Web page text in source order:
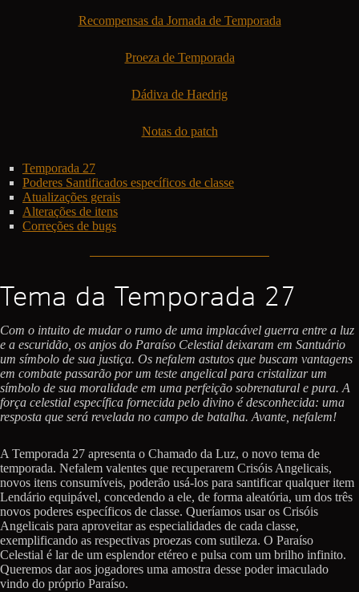
Recompensas da Jornada de Temporada
Proeza de Temporada
Dádiva de Haedrig
Notas do patch
Temporada 27
Poderes Santificados específicos de classe
Atualizações gerais
Alterações de itens
Correções de bugs
Tema da Temporada 27
Com o intuito de mudar o rumo de uma implacável guerra entre a luz
e a escuridão, os anjos do Paraíso Celestial deixaram em Santuário
um símbolo de sua justiça. Os nefalem astutos que buscam vantagens
em combate passarão por um teste angelical para cristalizar um
símbolo de sua moralidade em uma perfeição sobrenatural e pura. A
força celestial específica fornecida pelo divino é desconhecida: uma
resposta que será revelada no campo de batalha. Avante, nefalem!
A Temporada 27 apresenta o Chamado da Luz, o novo tema de
temporada. Nefalem valentes que recuperarem Crisóis Angelicais,
novos itens consumíveis, poderão usá-los para santificar qualquer item
Lendário equipável, concedendo a ele, de forma aleatória, um dos três
novos poderes específicos de classe. Queríamos usar os Crisóis
Angelicais para aproveitar as especialidades de cada classe,
exemplificando as respectivas proezas com sutileza. O Paraíso
Celestial é lar de um esplendor etéreo e pulsa com um brilho infinito.
Queremos dar aos jogadores uma amostra desse poder imaculado
vindo do próprio Paraíso.